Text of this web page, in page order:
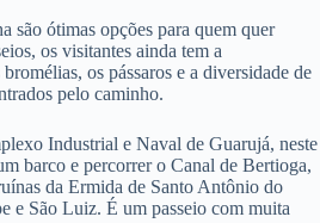
são ótimas opções para quem quer
os visitantes ainda tem a
os pássaros e a diversidade de
pelo caminho.
Industrial e Naval de Guarujá, neste
barco e percorrer o Canal de Bertioga,
da Ermida de Santo Antônio do
e São Luiz. É um passeio com muita